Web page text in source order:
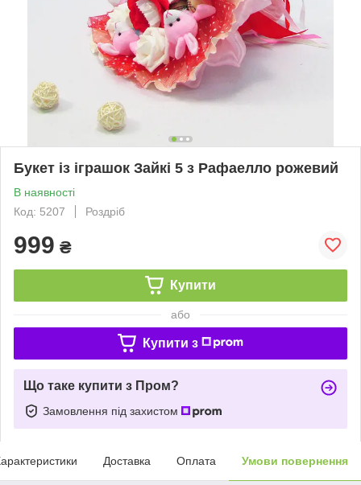
Букет із іграшок Зайкі 5 з Рафаелло рожевий
В наявності
Код: 5207
Роздріб
999 ₴
Купити
або
Купити з
Що таке купити з Пром?
Замовлення під захистом
Доставка Оплата Умови повернення